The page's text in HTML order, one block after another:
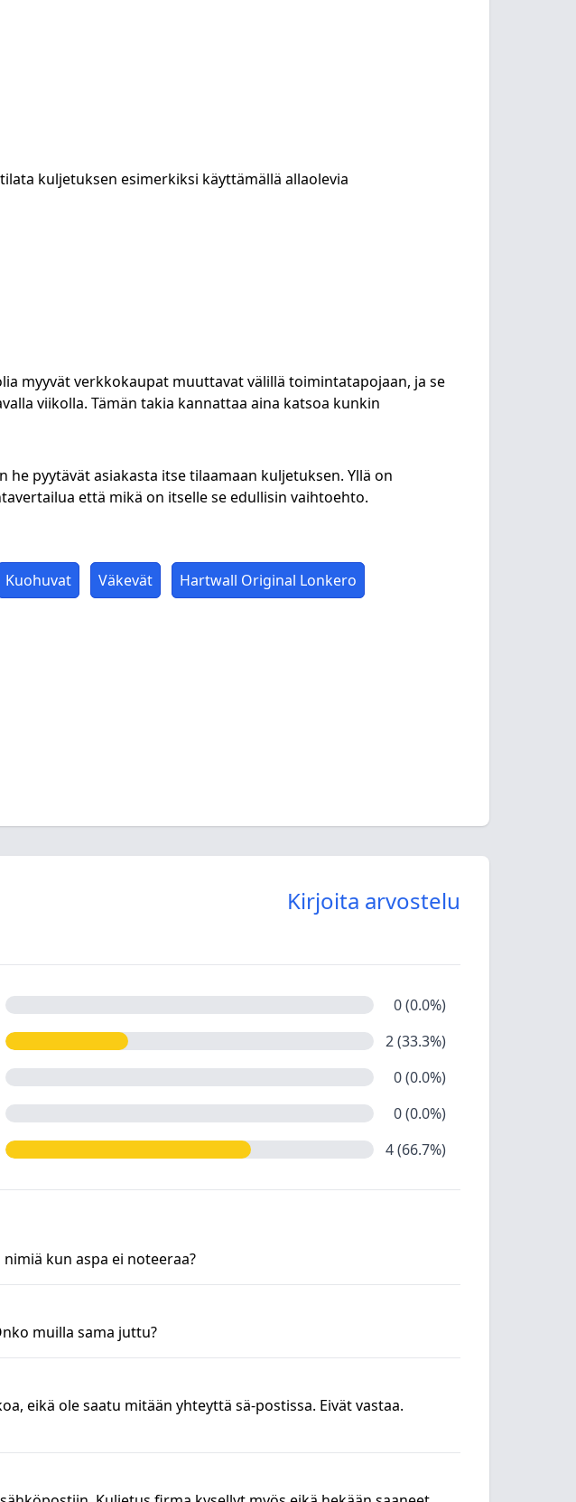
kuljetuksen esimerkiksi käyttämällä allaolevia
myyvät verkkokaupat muuttavat välillä toimintatapojaan, ja se
viikolla. Tämän takia kannattaa aina katsoa kunkin
pyytävät asiakasta itse tilaamaan kuljetuksen. Yllä on
että mikä on itselle se edullisin vaihtoehto.
Kuohuvat Väkevät Hartwall Original Lonkero
Kirjoita arvostelu
0 (0.0%)
2 (33.3%)
0 (0.0%)
0 (0.0%)
4 (66.7%)
kun aspa ei noteeraa?
muilla sama juttu?
eikä ole saatu mitään yhteyttä sä-postissa. Eivät vastaa.